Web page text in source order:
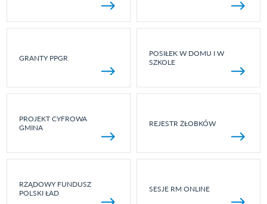
GRANTY PPGR
POSIŁEK W DOMU I W
SZKOLE
PROJEKT CYFROWA
GMINA
REJESTR ŻŁOBKÓW
RZĄDOWY FUNDUSZ
POLSKI ŁAD
SESJE RM ONLINE